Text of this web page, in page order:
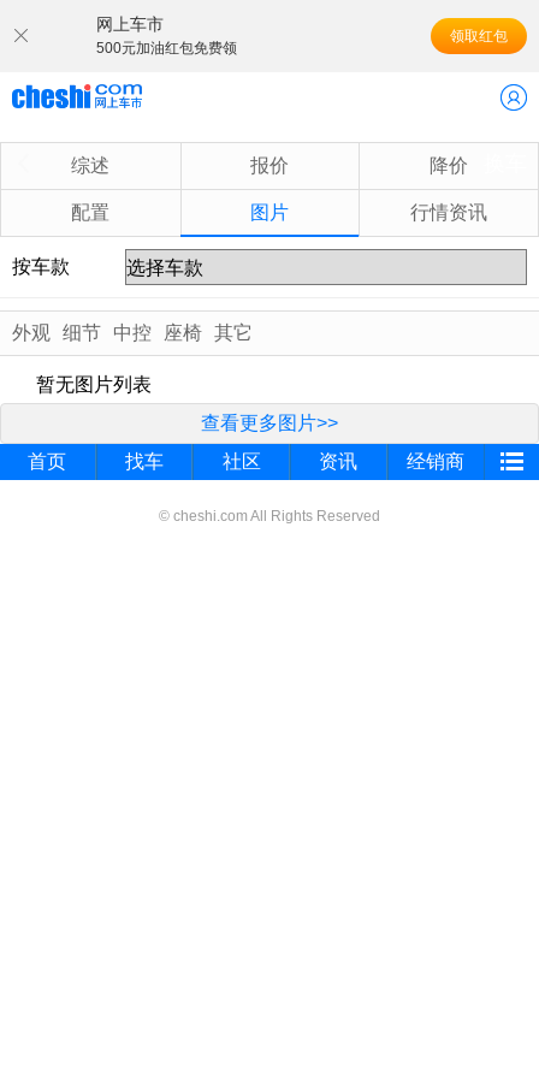
网上车市
500元加油红包免费领
领取红包
综述 报价 降价
配置 图片 行情资讯
按车款
外观 细节 中控 座椅 其它
暂无图片列表
查看更多图片>>
首页
找车 社区 资讯 经销商
© cheshi.com All Rights Reserved